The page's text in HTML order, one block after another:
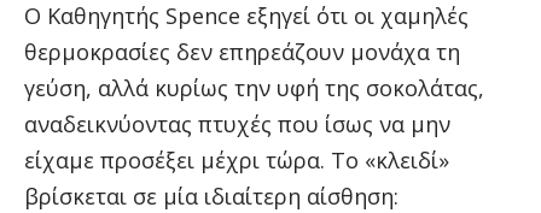
Ο Καθηγητής Spence εξηγεί ότι οι χαμηλές
θερμοκρασίες δεν επηρεάζουν μονάχα τη
γεύση, αλλά κυρίως την υφή της σοκολάτας,
αναδεικνύοντας πτυχές που ίσως να μην
είχαμε προσέξει μέχρι τώρα. Το «κλειδί»
βρίσκεται σε μία ιδιαίτερη αίσθηση: